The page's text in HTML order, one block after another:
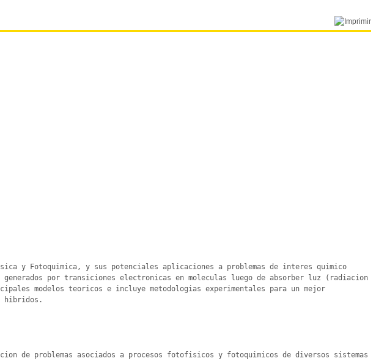
y Fotoquimica, y sus potenciales aplicaciones a problemas de interes quimico
por transiciones electronicas en moleculas luego de absorber luz (radiacion
modelos teoricos e incluye metodologias experimentales para un mejor
hibridos.
de problemas asociados a procesos fotofisicos y fotoquimicos de diversos sistemas